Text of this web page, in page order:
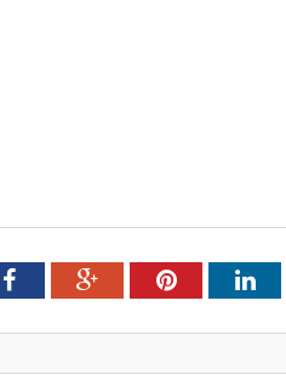
FacebookGoogle+Pinterest